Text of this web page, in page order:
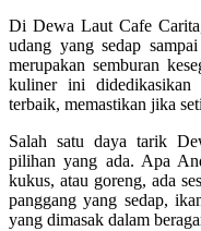
Di Dewa Laut Cafe
udang yang sedap
merupakan semburan
kuliner ini didedikasikan
terbaik, memastikan jika
Salah satu daya tarik
pilihan yang ada. Apa
kukus, atau goreng, ada
panggang yang sedap,
yang dimasak dalam